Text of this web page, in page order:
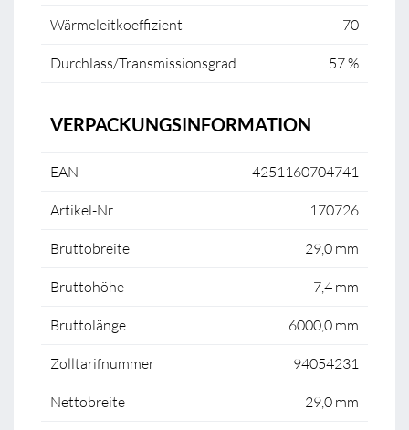
Wärmeleitkoeffizient 70
Durchlass/Transmissionsgrad 57 %
VERPACKUNGSINFORMATION
EAN 4251160704741
Artikel-Nr. 170726
Bruttobreite 29,0 mm
Bruttohöhe 7,4 mm
Bruttolänge 6000,0 mm
Zolltarifnummer 94054231
Nettobreite 29,0 mm